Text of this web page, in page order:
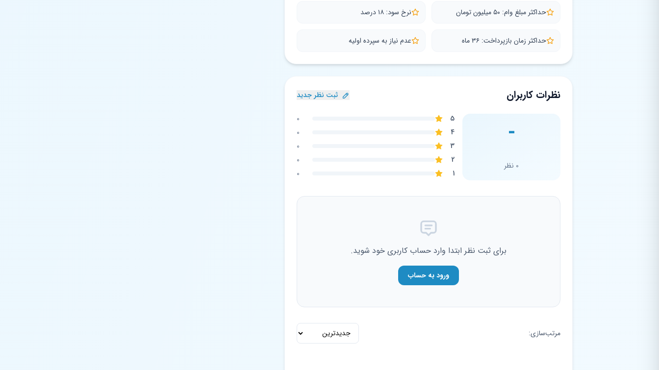
حداکثر مبلغ وام: ۵۰ میلیون تومان نرخ سود: ۱۸ درصد
حداکثر زمان بازپرداخت: ۳۶ ماه عدم نیاز به سپرده اولیه
نظرات کاربران
-
0 نظر
5
0
4
0
3
0
2
0
1
0
برای ثبت نظر ابتدا وارد حساب کاربری خود شوید.
ورود به حساب
مرتب‌سازی: